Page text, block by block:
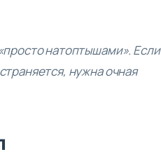
натоптышами». Если
нужна очная